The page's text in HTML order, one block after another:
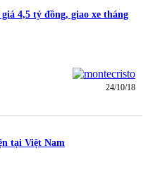
4,5 tỷ đồng, giao xe tháng
24/10/18
tại Việt Nam